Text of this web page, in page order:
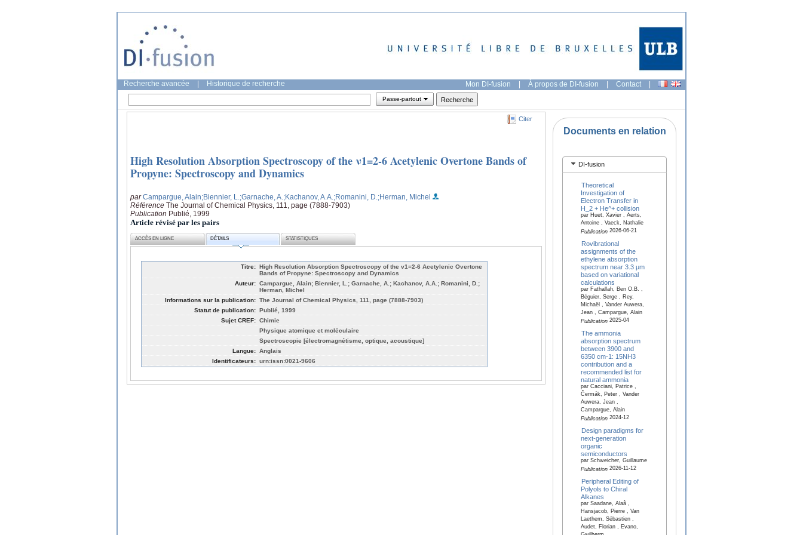
Recherche avancée Historique de recherche Mon DI-fusion | À propos de DI-fusion | Contact |
Passe-partout
Citer
High Resolution Absorption Spectroscopy of the ν1=2-6 Acetylenic Overtone Bands of
Propyne: Spectroscopy and Dynamics
parCampargue, Alain;Biennier, L. ;Garnache, A. ;Kachanov, A.A. ;Romanini, D. ;Herman, Michel
Référence The Journal of Chemical Physics, 111, page (7888-7903)
Publication Publié, 1999
Article révisé par les pairs
ACCÈS EN LIGNE DÉTAILS STATISTIQUES
Titre: High Resolution Absorption Spectroscopy of the ν1=2-6 Acetylenic Overtone
Bands of Propyne: Spectroscopy and Dynamics
Auteur: Campargue, Alain; Biennier, L.; Garnache, A.; Kachanov, A.A.; Romanini, D.;
Herman, Michel
Informations sur la publication: The Journal of Chemical Physics, 111, page (7888-7903)
Statut de publication: Publié, 1999
Sujet CREF: Chimie
Physique atomique et moléculaire
Spectroscopie [électromagnétisme, optique, acoustique]
Langue: Anglais
Identificateurs: urn:issn:0021-9606
Documents en relation
DI-fusion
Theoretical
Investigation of
Electron Transfer in
H_2 + He^+ collision
par Huet, Xavier , Aerts,
Antoine , Vaeck, Nathalie
Publication2026-06-21
Rovibrational
assignments of the
ethylene absorption
spectrum near 3.3 µm
based on variational
calculations
par Fathallah, Ben O.B. ,
Béguier, Serge , Rey,
Michaël , Vander Auwera,
Jean , Campargue, Alain
Publication2025-04
The ammonia
absorption spectrum
between 3900 and
6350 cm-1: 15NH3
contribution and a
recommended list for
natural ammonia
par Cacciani, Patrice ,
Čermák, Peter , Vander
Auwera, Jean ,
Campargue, Alain
Publication2024-12
Design paradigms for
next-generation
organic
semiconductors
par Schweicher, Guillaume
Publication2026-11-12
Peripheral Editing of
Polyols to Chiral
Alkanes
par Saadane, Alaâ ,
Hansjacob, Pierre , Van
Laethem, Sébastien ,
Audet, Florian , Evano,